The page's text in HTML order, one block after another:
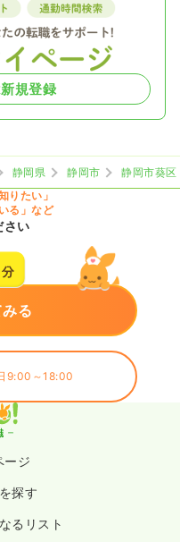
規登録
静岡県 静岡市
静岡市葵区
りたい」
る」など
さい
る
9:00～18:00
ージ
探す
るリスト